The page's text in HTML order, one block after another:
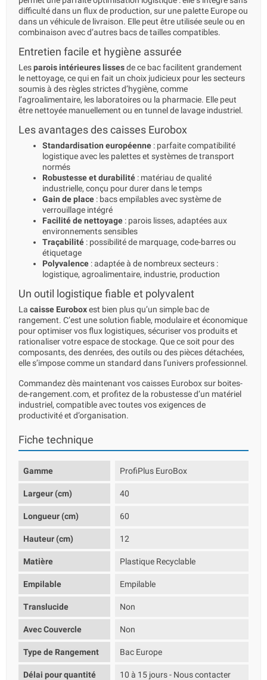
difficulté dans un flux de production, sur une palette Europe ou
dans un véhicule de livraison. Elle peut être utilisée seule ou en
combinaison avec d’autres bacs de tailles compatibles.
Entretien facile et hygiène assurée
Lesparois intérieures lissesde ce bac facilitent grandement
le nettoyage, ce qui en fait un choix judicieux pour les secteurs
soumis à des règles strictes d’hygiène, comme
l’agroalimentaire, les laboratoires ou la pharmacie. Elle peut
être nettoyée manuellement ou en tunnel de lavage industriel.
Les avantages des caisses Eurobox
Standardisation européenne : parfaite compatibilité
logistique avec les palettes et systèmes de transport
normés
Robustesse et durabilité : matériau de qualité
industrielle, conçu pour durer dans le temps
Gain de place : bacs empilables avec système de
verrouillage intégré
Facilité de nettoyage : parois lisses, adaptées aux
environnements sensibles
Traçabilité : possibilité de marquage, code-barres ou
étiquetage
Polyvalence : adaptée à de nombreux secteurs :
logistique, agroalimentaire, industrie, production
Un outil logistique fiable et polyvalent
La caisse Euroboxest bien plus qu’un simple bac de
rangement. C’est une solution fiable, modulaire et économique
pour optimiser vos flux logistiques, sécuriser vos produits et
rationaliser votre espace de stockage. Que ce soit pour des
composants, des denrées, des outils ou des pièces détachées,
elle s’impose comme un standard dans l’univers professionnel.
Commandez dès maintenant vos caisses Eurobox sur boites-
de-rangement.com, et profitez de la robustesse d’un matériel
industriel, compatible avec toutes vos exigences de
productivité et d’organisation.
Fiche technique
Gamme ProfiPlus EuroBox
Largeur (cm) 40
Longueur (cm) 60
Hauteur (cm) 12
Matière Plastique Recyclable
Empilable Empilable
Translucide Non
Avec Couvercle Non
Type de Rangement Bac Europe
Délai pour quantité
10 à 15 jours - Nous contacter